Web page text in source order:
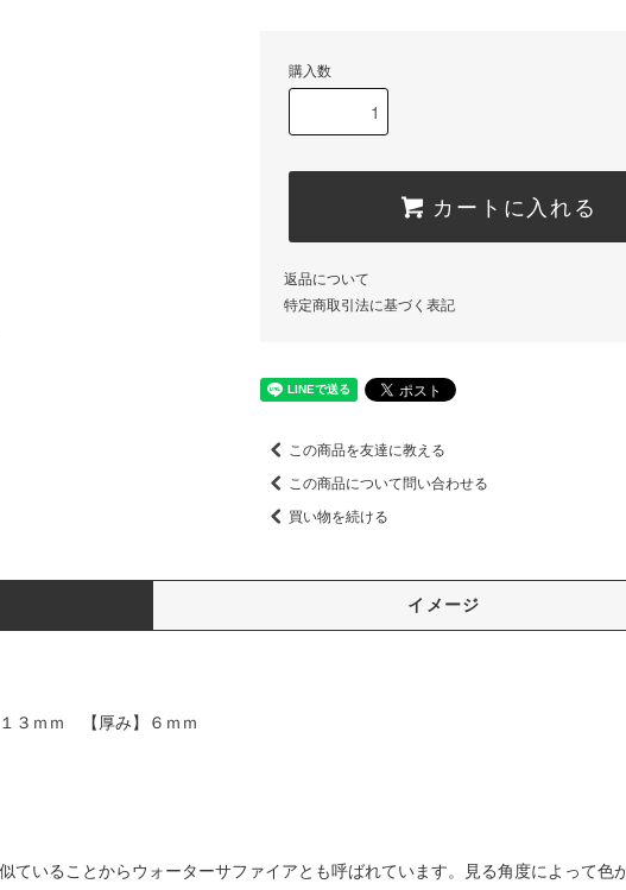
購入数
カートに入れる
返品について
特定商取引法に基づく表記
この商品を友達に教える
この商品について問い合わせる
買い物を続ける
イメージ
３ｍｍ 【厚み】６ｍｍ
ていることからウォーターサファイアとも呼ばれています。見る角度によって色